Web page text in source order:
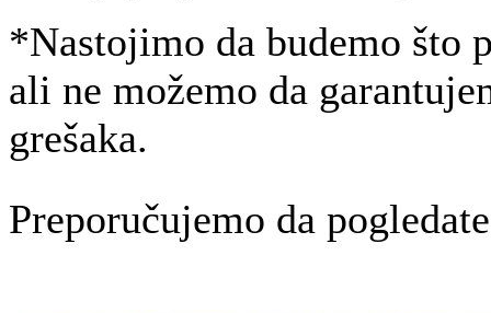
*Nastojimo da budemo što
ali ne možemo da
grešaka.
Preporučujemo da pogledate